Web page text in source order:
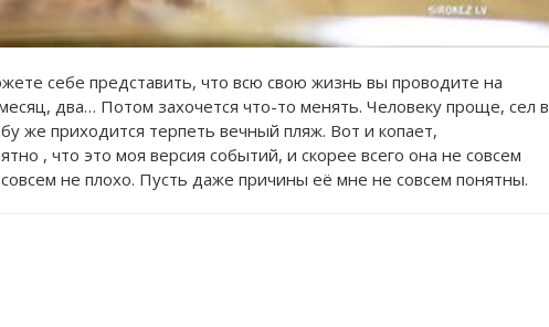
себе представить, что всю свою жизнь вы проводите на
два… Потом захочется что-то менять. Человеку проще, сел в
же приходится терпеть вечный пляж. Вот и копает,
, что это моя версия событий, и скорее всего она не совсем
не плохо. Пусть даже причины её мне не совсем понятны.